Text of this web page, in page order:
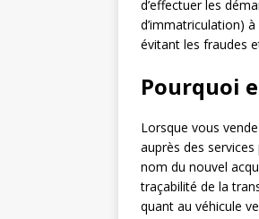
d’effectuer les
d’immatriculation)
évitant les fraudes
Pourquoi
Lorsque vous
auprès des
nom du nouvel
traçabilité de la
quant au véhicule